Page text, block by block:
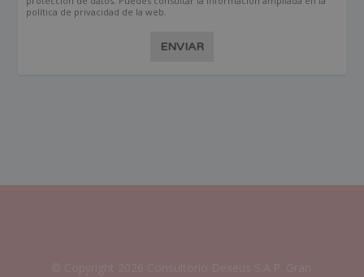
política de privacidad de la web.
ENVIAR